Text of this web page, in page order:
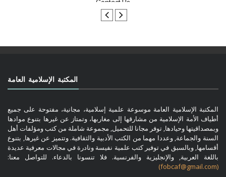
المكتبة الإسلامية العامة
المكتبة الإسلامية العامة موسوعة علمية إسلامية، مجانية، مفتوحة على جميع
أطياف الأمة الإسلامية من مشارقها إلى مغاربها، وتمتاز عن غيرها بتنوع موادها
وبمصداقيتها وحيادها, توفر مجانا للتحميل, مجموعة شاملة من كتب ومؤلفات أهل
السنة والجماعة, وعددا مهما من الكتب الأدبية والثقافية. وتتميز عن غيرها, بتنوع
أقسامها, وبالسبق في توفير كتب علمية نفيسة ونادرة في مجالات معرفية عديدة
باللغة العربية, والإنجليزية والفرنسية. فلا تنسونا بالدعاء. للتواصل معنا:
(fobcaf@gmail.com)